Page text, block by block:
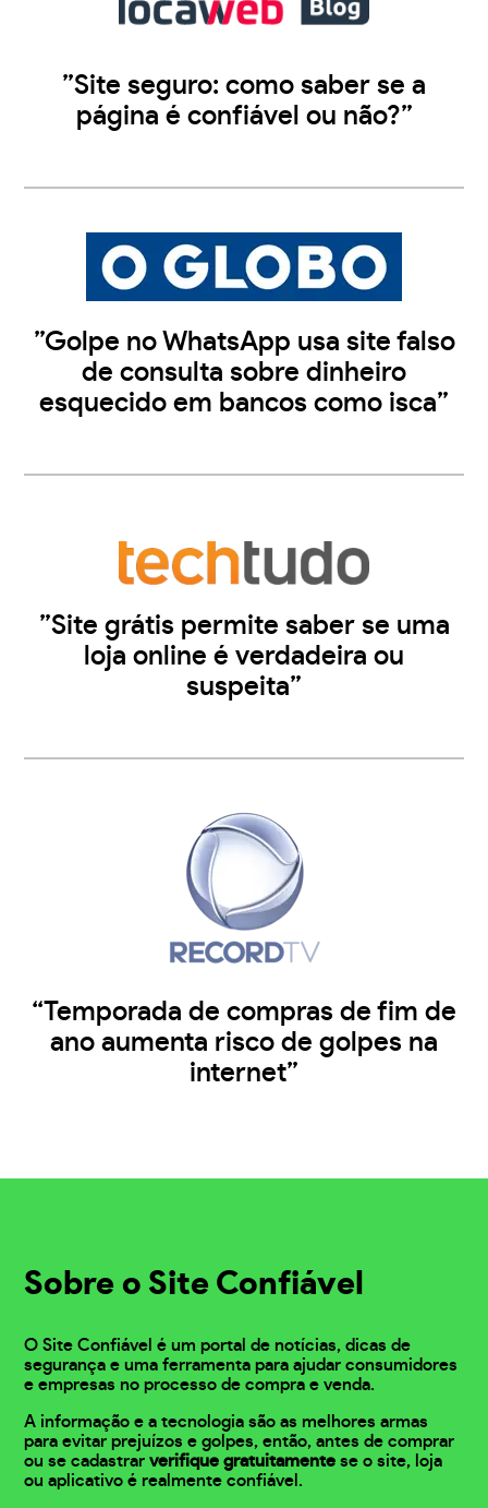
”Site seguro: como saber se a
página é confiável ou não?”
”Golpe no WhatsApp usa site falso
de consulta sobre dinheiro
esquecido em bancos como isca”
”Site grátis permite saber se uma
loja online é verdadeira ou
suspeita”
“Temporada de compras de fim de
ano aumenta risco de golpes na
internet”
Sobre o Site Confiável
O Site Confiável é um portal de notícias, dicas de
segurança e uma ferramenta para ajudar consumidores
e empresas no processo de compra e venda.
A informação e a tecnologia são as melhores armas
para evitar prejuízos e golpes, então, antes de comprar
ou se cadastrarverifique gratuitamente se o site, loja
ou aplicativo é realmente confiável.